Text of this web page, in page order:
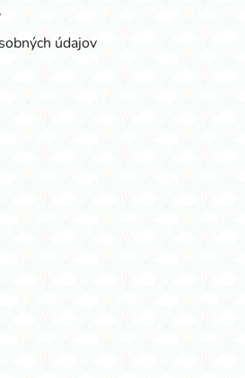
údajov